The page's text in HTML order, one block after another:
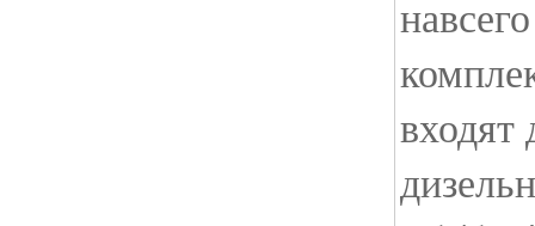
входят